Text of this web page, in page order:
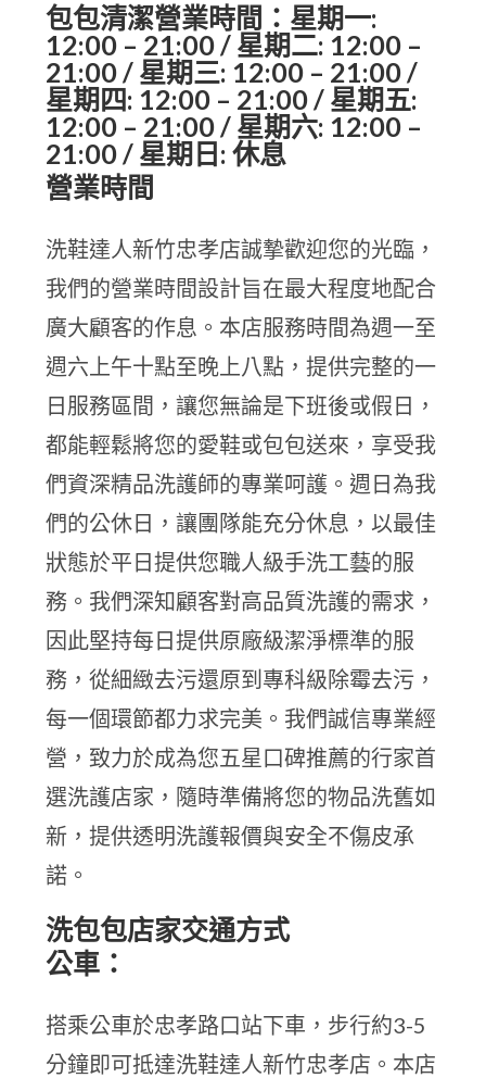
包包清潔營業時間：星期一:
12:00 – 21:00 / 星期二: 12:00 –
21:00 / 星期三: 12:00 – 21:00 /
星期四: 12:00 – 21:00 / 星期五:
12:00 – 21:00 / 星期六: 12:00 –
21:00 / 星期日: 休息
營業時間
洗鞋達人新竹忠孝店誠摯歡迎您的光臨，
我們的營業時間設計旨在最大程度地配合
廣大顧客的作息。本店服務時間為週一至
週六上午十點至晚上八點，提供完整的一
日服務區間，讓您無論是下班後或假日，
都能輕鬆將您的愛鞋或包包送來，享受我
們資深精品洗護師的專業呵護。週日為我
們的公休日，讓團隊能充分休息，以最佳
狀態於平日提供您職人級手洗工藝的服
務。我們深知顧客對高品質洗護的需求，
因此堅持每日提供原廠級潔淨標準的服
務，從細緻去污還原到專科級除霉去污，
每一個環節都力求完美。我們誠信專業經
營，致力於成為您五星口碑推薦的行家首
選洗護店家，隨時準備將您的物品洗舊如
新，提供透明洗護報價與安全不傷皮承
諾。
洗包包店家交通方式
公車：
搭乘公車於忠孝路口站下車，步行約3-5
分鐘即可抵達洗鞋達人新竹忠孝店。本店